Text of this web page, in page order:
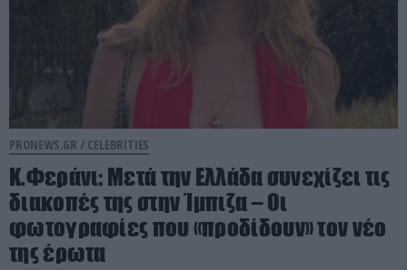
PRONEWS.GR / CELEBRITIES
Κ.Φεράνι: Μετά την Ελλάδα συνεχίζει τις
διακοπές της στην Ίμπιζα – Οι
φωτογραφίες που «προδίδουν» τον νέο
της έρωτα